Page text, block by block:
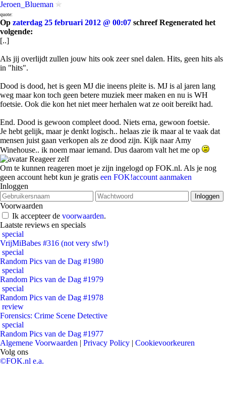
Jeroen_Blueman
quote:
Op zaterdag 25 februari 2012 @ 00:07 schreef Regenerated het
volgende:
[..]
Als jij overlijdt zullen jouw hits ook zeer snel dalen. Hits, geen hits als
in "hits".
Dood is dood, het is geen MJ die ineens pleite is. MJ is al jaren lang
weg maar kon toch geen betere muziek meer maken en nu is WH
foetsie. Ook die kon het niet meer herhalen wat ze ooit bereikt had.
End. Dood is gewoon compleet dood. Niets erna, gewoon foetsie.
Je hebt gelijk, maar je denkt logisch.. helaas zie ik maar al te vaak dat
mensen juist gaan verkopen als ze dood zijn. Kijk naar Amy
Winehouse.. ik noem maar iemand. Dus daarom valt het me op
Reageer zelf
Om te kunnen reageren moet je zijn ingelogd op FOK.nl. Als je nog
geen account hebt kun je gratis een FOK!account aanmaken
Inloggen
Voorwaarden
Ik accepteer de voorwaarden.
Laatste reviews en specials
special
VrijMiBabes #316 (not very sfw!)
special
Random Pics van de Dag #1980
special
Random Pics van de Dag #1979
special
Random Pics van de Dag #1978
review
Forensics: Crime Scene Detective
special
Random Pics van de Dag #1977
Algemene Voorwaarden | Privacy Policy | Cookievoorkeuren
Volg ons
©FOK.nl e.a.